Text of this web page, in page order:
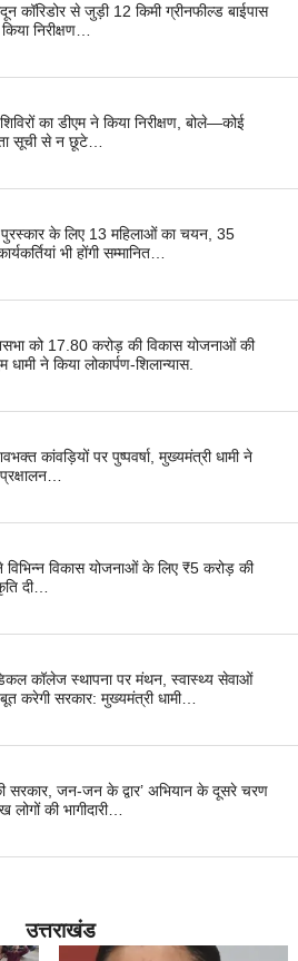
कॉरिडोर से जुड़ी 12 किमी ग्रीनफील्ड बाईपास
निरीक्षण…
का डीएम ने किया निरीक्षण, बोले—कोई
सूची से न छूटे…
पुरस्कार के लिए 13 महिलाओं का चयन, 35
भी होंगी सम्मानित…
को 17.80 करोड़ की विकास योजनाओं की
धामी ने किया लोकार्पण-शिलान्यास.
कांवड़ियों पर पुष्पवर्षा, मुख्यमंत्री धामी ने
विभिन्न विकास योजनाओं के लिए ₹5 करोड़ की
दी…
कॉलेज स्थापना पर मंथन, स्वास्थ्य सेवाओं
करेगी सरकार: मुख्यमंत्री धामी…
सरकार, जन-जन के द्वार’ अभियान के दूसरे चरण
की भागीदारी…
उत्तराखंड